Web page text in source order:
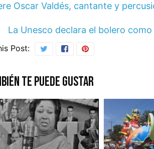
Oscar Valdés, cantante y
La Unesco declara el bolero
Post:
te puede gustar